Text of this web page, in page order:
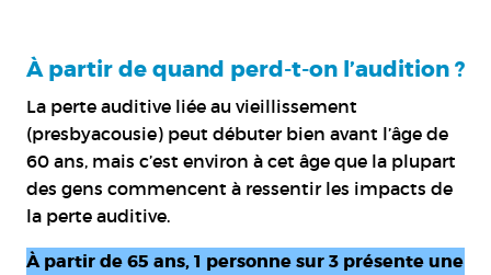
À partir de quand perd-t-on l’audition ?
La perte auditive liée au vieillissement
(presbyacousie) peut débuter bien avant l’âge de
60 ans, mais c’est environ à cet âge que la plupart
des gens commencent à ressentir les impacts de
la perte auditive.
À partir de 65 ans, 1 personne sur 3 présente une